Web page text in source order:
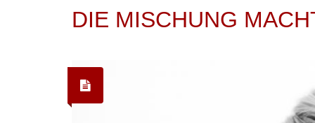
DIE MISCHUNG